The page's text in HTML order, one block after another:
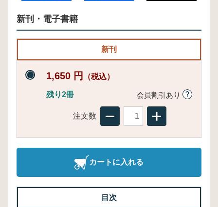
新刊・電子書籍
新刊
1,650 円 （税込）
残り2冊 会員割引あり
注文数
カートに入れる
目次